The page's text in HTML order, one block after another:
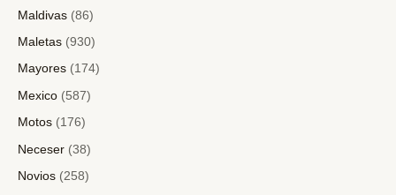
Maldivas (86)
Maletas (930)
Mayores (174)
Mexico (587)
Motos (176)
Neceser (38)
Novios (258)